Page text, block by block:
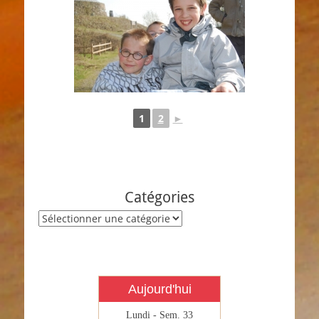
1 2 ►
Catégories
Catégories
Aujourd'hui
Lundi - Sem. 33